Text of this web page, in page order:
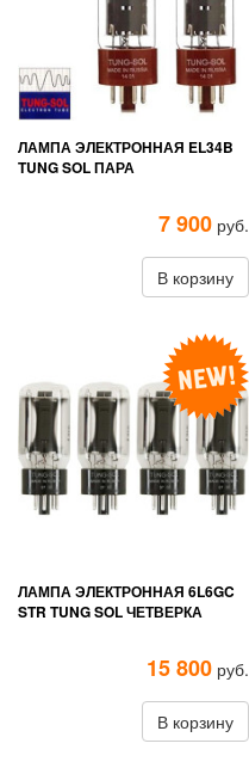
ЛАМПА ЭЛЕКТРОННАЯ EL34B
TUNG SOL ПАРА
7 900 руб.
В корзину
ЛАМПА ЭЛЕКТРОННАЯ 6L6GC
STR TUNG SOL ЧЕТВЕРКА
15 800 руб.
В корзину